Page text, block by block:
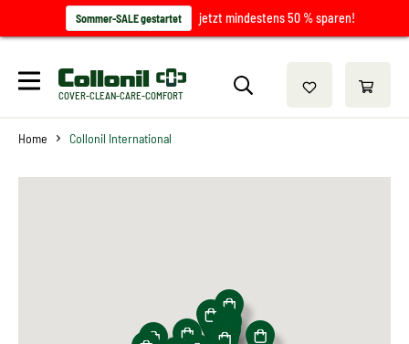
Sommer-SALE gestartet jetzt mindestens 50 % sparen!
COVER-CLEAN-CARE-COMFORT
Home Collonil International